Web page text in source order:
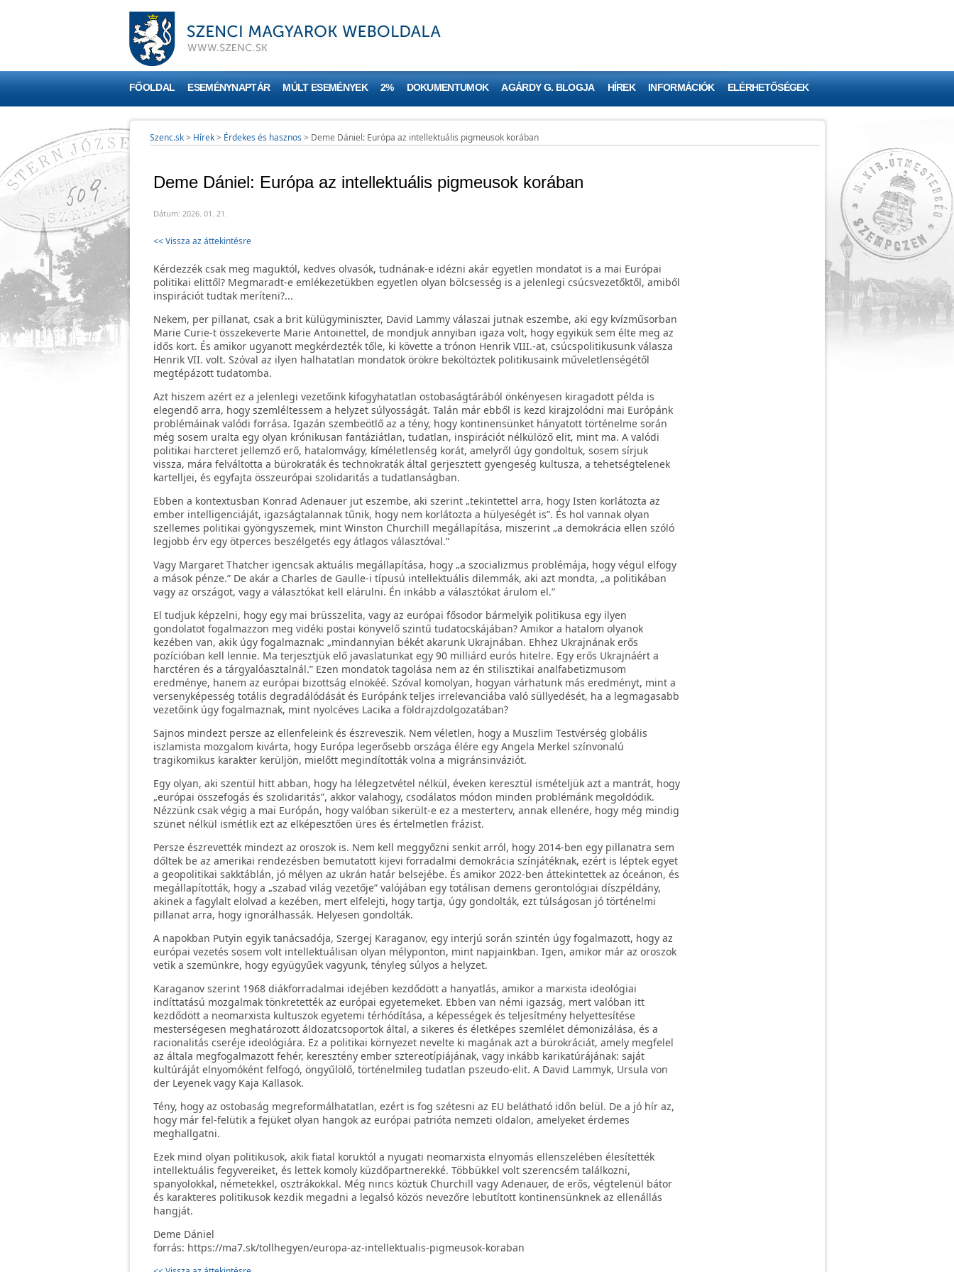
FŐOLDAL ESEMÉNYNAPTÁR MÚLT ESEMÉNYEK 2% DOKUMENTUMOK AGÁRDY G. BLOGJA HÍREK INFORMÁCIÓK ELÉRHETŐSÉGEK
Szenc.sk> Hírek> Érdekes és hasznos > Deme Dániel: Európa az intellektuális pigmeusok korában
Deme Dániel: Európa az intellektuális pigmeusok korában
Dátum: 2026. 01. 21.
<< Vissza az áttekintésre
Kérdezzék csak meg maguktól, kedves olvasók, tudnának-e idézni akár egyetlen mondatot is a mai Európai
politikai elittől? Megmaradt-e emlékezetükben egyetlen olyan bölcsesség is a jelenlegi csúcsvezetőktől, amiből
inspirációt tudtak meríteni?...
Nekem, per pillanat, csak a brit külügyminiszter, David Lammy válaszai jutnak eszembe, aki egy kvízműsorban
Marie Curie-t összekeverte Marie Antoinettel, de mondjuk annyiban igaza volt, hogy egyikük sem élte meg az
idős kort. És amikor ugyanott megkérdezték tőle, ki követte a trónon Henrik VIII.-at, csúcspolitikusunk válasza
Henrik VII. volt. Szóval az ilyen halhatatlan mondatok örökre beköltöztek politikusaink műveletlenségétől
megtépázott tudatomba.
Azt hiszem azért ez a jelenlegi vezetőink kifogyhatatlan ostobaságtárából önkényesen kiragadott példa is
elegendő arra, hogy szemléltessem a helyzet súlyosságát. Talán már ebből is kezd kirajzolódni mai Európánk
problémáinak valódi forrása. Igazán szembeötlő az a tény, hogy kontinensünket hányatott történelme során
még sosem uralta egy olyan krónikusan fantáziátlan, tudatlan, inspirációt nélkülöző elit, mint ma. A valódi
politikai harcteret jellemző erő, hatalomvágy, kíméletlenség korát, amelyről úgy gondoltuk, sosem sírjuk
vissza, mára felváltotta a bürokraták és technokraták által gerjesztett gyengeség kultusza, a tehetségtelenek
kartelljei, és egyfajta összeurópai szolidaritás a tudatlanságban.
Ebben a kontextusban Konrad Adenauer jut eszembe, aki szerint „tekintettel arra, hogy Isten korlátozta az
ember intelligenciáját, igazságtalannak tűnik, hogy nem korlátozta a hülyeségét is”. És hol vannak olyan
szellemes politikai gyöngyszemek, mint Winston Churchill megállapítása, miszerint „a demokrácia ellen szóló
legjobb érv egy ötperces beszélgetés egy átlagos választóval.”
Vagy Margaret Thatcher igencsak aktuális megállapítása, hogy „a szocializmus problémája, hogy végül elfogy
a mások pénze.” De akár a Charles de Gaulle-i típusú intellektuális dilemmák, aki azt mondta, „a politikában
vagy az országot, vagy a választókat kell elárulni. Én inkább a választókat árulom el.”
El tudjuk képzelni, hogy egy mai brüsszelita, vagy az európai fősodor bármelyik politikusa egy ilyen
gondolatot fogalmazzon meg vidéki postai könyvelő szintű tudatocskájában? Amikor a hatalom olyanok
kezében van, akik úgy fogalmaznak: „mindannyian békét akarunk Ukrajnában. Ehhez Ukrajnának erős
pozícióban kell lennie. Ma terjesztjük elő javaslatunkat egy 90 milliárd eurós hitelre. Egy erős Ukrajnáért a
harctéren és a tárgyalóasztalnál.” Ezen mondatok tagolása nem az én stilisztikai analfabetizmusom
eredménye, hanem az európai bizottság elnökéé. Szóval komolyan, hogyan várhatunk más eredményt, mint a
versenyképesség totális degradálódását és Európánk teljes irrelevanciába való süllyedését, ha a legmagasabb
vezetőink úgy fogalmaznak, mint nyolcéves Lacika a földrajzdolgozatában?
Sajnos mindezt persze az ellenfeleink és észreveszik. Nem véletlen, hogy a Muszlim Testvérség globális
iszlamista mozgalom kivárta, hogy Európa legerősebb országa élére egy Angela Merkel színvonalú
tragikomikus karakter kerüljön, mielőtt megindították volna a migránsinváziót.
Egy olyan, aki szentül hitt abban, hogy ha lélegzetvétel nélkül, éveken keresztül ismételjük azt a mantrát, hogy
„európai összefogás és szolidaritás”, akkor valahogy, csodálatos módon minden problémánk megoldódik.
Nézzünk csak végig a mai Európán, hogy valóban sikerült-e ez a mesterterv, annak ellenére, hogy még mindig
szünet nélkül ismétlik ezt az elképesztően üres és értelmetlen frázist.
Persze észrevették mindezt az oroszok is. Nem kell meggyőzni senkit arról, hogy 2014-ben egy pillanatra sem
dőltek be az amerikai rendezésben bemutatott kijevi forradalmi demokrácia színjátéknak, ezért is léptek egyet
a geopolitikai sakktáblán, jó mélyen az ukrán határ belsejébe. És amikor 2022-ben áttekintettek az óceánon, és
megállapították, hogy a „szabad világ vezetője” valójában egy totálisan demens gerontológiai díszpéldány,
akinek a fagylalt elolvad a kezében, mert elfelejti, hogy tartja, úgy gondolták, ezt túlságosan jó történelmi
pillanat arra, hogy ignorálhassák. Helyesen gondolták.
A napokban Putyin egyik tanácsadója, Szergej Karaganov, egy interjú során szintén úgy fogalmazott, hogy az
európai vezetés sosem volt intellektuálisan olyan mélyponton, mint napjainkban. Igen, amikor már az oroszok
vetik a szemünkre, hogy együgyűek vagyunk, tényleg súlyos a helyzet.
Karaganov szerint 1968 diákforradalmai idejében kezdődött a hanyatlás, amikor a marxista ideológiai
indíttatású mozgalmak tönkretették az európai egyetemeket. Ebben van némi igazság, mert valóban itt
kezdődött a neomarxista kultuszok egyetemi térhódítása, a képességek és teljesítmény helyettesítése
mesterségesen meghatározott áldozatcsoportok által, a sikeres és életképes szemlélet démonizálása, és a
racionalitás cseréje ideológiára. Ez a politikai környezet nevelte ki magának azt a bürokráciát, amely megfelel
az általa megfogalmazott fehér, keresztény ember sztereotípiájának, vagy inkább karikatúrájának: saját
kultúráját elnyomóként felfogó, öngyűlölő, történelmileg tudatlan pszeudo-elit. A David Lammyk, Ursula von
der Leyenek vagy Kaja Kallasok.
Tény, hogy az ostobaság megreformálhatatlan, ezért is fog szétesni az EU belátható időn belül. De a jó hír az,
hogy már fel-felütik a fejüket olyan hangok az európai patrióta nemzeti oldalon, amelyeket érdemes
meghallgatni.
Ezek mind olyan politikusok, akik fiatal koruktól a nyugati neomarxista elnyomás ellenszelében élesítették
intellektuális fegyvereiket, és lettek komoly küzdőpartnerekké. Többükkel volt szerencsém találkozni,
spanyolokkal, németekkel, osztrákokkal. Még nincs köztük Churchill vagy Adenauer, de erős, végtelenül bátor
és karakteres politikusok kezdik megadni a legalsó közös nevezőre lebutított kontinensünknek az ellenállás
hangját.
Deme Dániel
forrás: https://ma7.sk/tollhegyen/europa-az-intellektualis-pigmeusok-koraban